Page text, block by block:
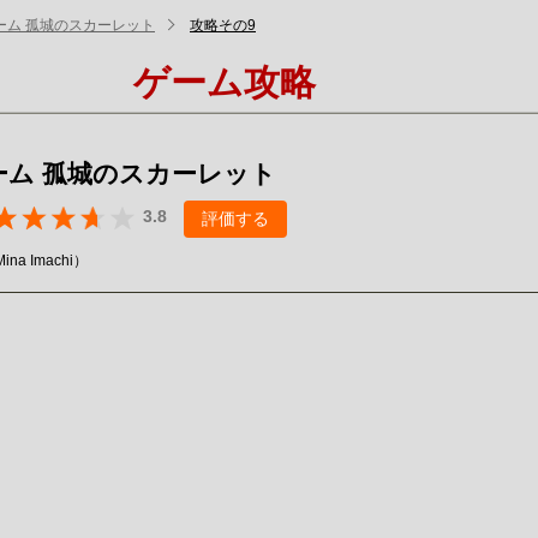
ム 孤城のスカーレット 攻略その9
ゲーム攻略
ム 孤城のスカーレット
3.8 評価する
Imachi）